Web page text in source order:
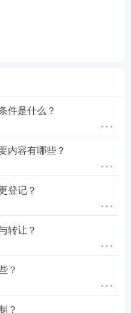
件是什么？
内容有哪些？
登记？
转让？
？
？